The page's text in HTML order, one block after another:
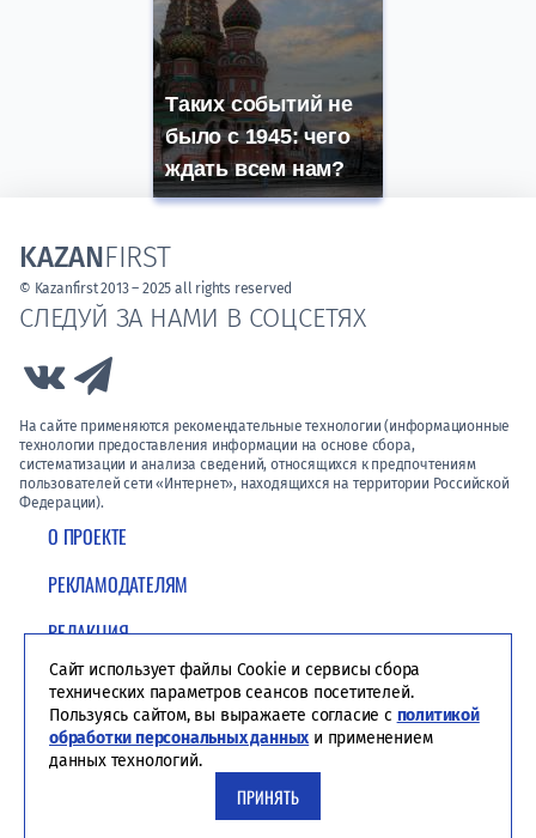
Таких событий не
было с 1945: чего
ждать всем нам?
О ПРОЕКТЕ
РЕКЛАМОДАТЕЛЯМ
РЕДАКЦИЯ
ПОЛИТИКА КОНФИДЕНЦИАЛЬНОСТИ
СЛЕДУЙ ЗА НАМИ В СОЦСЕТЯХ
Link to Vk
На сайте применяются рекомендательные технологии (информационные
технологии предоставления информации на основе сбора,
систематизации и анализа сведений, относящихся к предпочтениям
пользователей сети «Интернет», находящихся на территории Российской
Федерации).
KAZANFIRST
© Kazanfirst 2013 – 2025 all rights reserved
Сайт использует файлы Cookie и сервисы сбора
технических параметров сеансов посетителей.
Пользуясь сайтом, вы выражаете согласие с политикой
обработки персональных данных и применением
данных технологий.
ПРИНЯТЬ